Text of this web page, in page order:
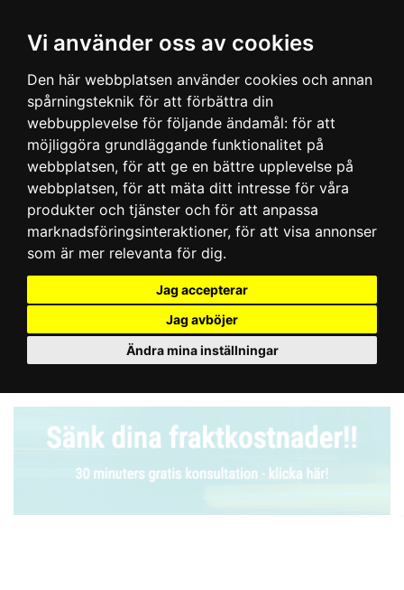
Vi använder oss av cookies
Den här webbplatsen använder cookies och annan
spårningsteknik för att förbättra din
webbupplevelse för följande ändamål: för att
möjliggöra grundläggande funktionalitet på
webbplatsen, för att ge en bättre upplevelse på
webbplatsen, för att mäta ditt intresse för våra
produkter och tjänster och för att anpassa
marknadsföringsinteraktioner, för att visa annonser
som är mer relevanta för dig.
Jag accepterar
Jag avböjer
Ändra mina inställningar